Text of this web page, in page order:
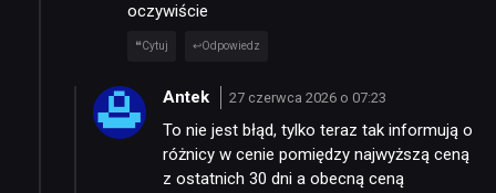
oczywiście
Cytuj Odpowiedz
Antek 27 czerwca 2026 o 07:23
To nie jest błąd, tylko teraz tak informują o
różnicy w cenie pomiędzy najwyższą ceną
z ostatnich 30 dni a obecną ceną